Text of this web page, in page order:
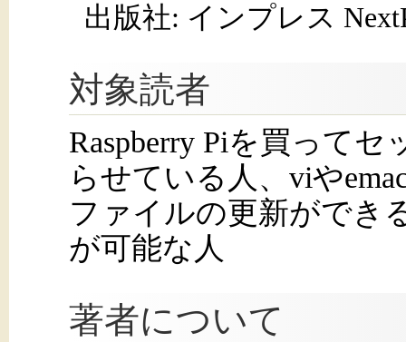
出版社: インプレス
対象読者
Raspberry Piを買って
らせている人、viや
ファイルの更新ができ
が可能な人
著者について